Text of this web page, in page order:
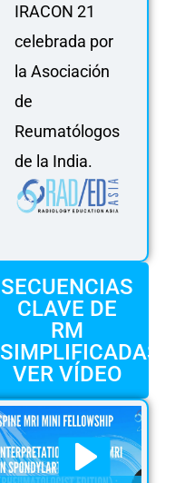
IRACON 21
celebrada por
la Asociación
de
Reumatólogos
de la India.
SECUENCIAS
CLAVE DE
RM
SIMPLIFICADAS:
VER VÍDEO